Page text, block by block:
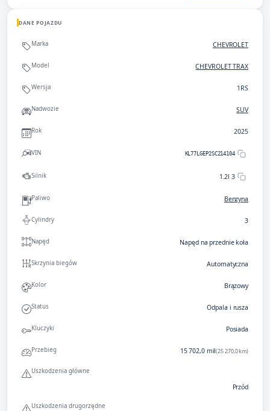
DANE POJAZDU
Marka CHEVROLET
Model CHEVROLET TRAX
Wersja 1RS
Nadwozie SUV
Rok 2025
VIN KL77LGEP2SC214104
Silnik 1.2l 3
Paliwo Benzyna
Cylindry 3
Napęd Napęd na przednie koła
Skrzynia biegów Automatyczna
Kolor Brązowy
Status Odpala i rusza
Kluczyki Posiada
Przebieg 15 702,0 mil(25 270,0 km)
Uszkodzenia główne
Przód
Uszkodzenia drugorzędne